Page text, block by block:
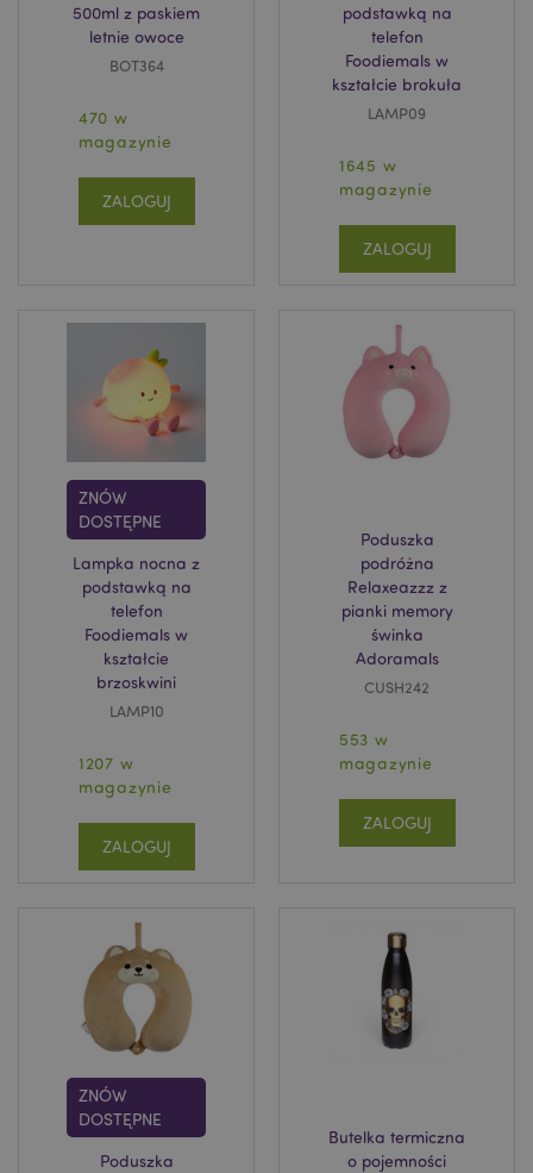
500ml z paskiem
letnie owoce
BOT364
470 w
magazynie
ZALOGUJ
podstawką na
telefon
Foodiemals w
kształcie brokuła
LAMP09
1645 w
magazynie
ZALOGUJ
ZNÓW
DOSTĘPNE
Lampka nocna z
podstawką na
telefon
Foodiemals w
kształcie
brzoskwini
LAMP10
1207 w
magazynie
ZALOGUJ
Poduszka
podróżna
Relaxeazzz z
pianki memory
świnka
Adoramals
CUSH242
553 w
magazynie
ZALOGUJ
ZNÓW
DOSTĘPNE
Poduszka
Butelka termiczna
o pojemności
mage-cache-storage
Adobe Inc.
www.puckator.pl
Adobe Inc.
www.puckator.pl
recently_compared_product
Adobe Inc.
www.puckator.pl
recently_compared_product_previous
www.puckator.pl
mage-messages
Adobe Inc.
www.puckator.pl
mage-cache-sessid
Adobe Inc.
www.puckator.pl